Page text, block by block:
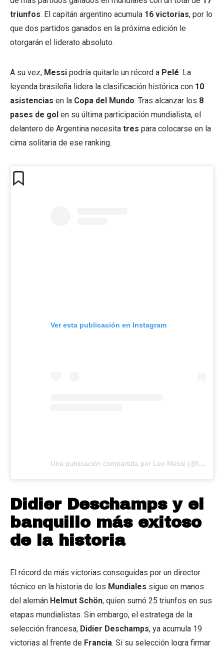
triunfos. El capitán argentino acumula 16 victorias, por lo
que dos partidos ganados en la próxima edición le
otorgarán el liderato absoluto.
A su vez, Messi podría quitarle un récord a Pelé. La
leyenda brasileña lidera la clasificación histórica con 10
asistencias en la Copa del Mundo. Tras alcanzar los 8
pases de gol en su última participación mundialista, el
delantero de Argentina necesita tres para colocarse en la
cima solitaria de ese ranking.
Ver esta publicación en Instagram
Una publicación compartida por Leo Messi (@leomessi)
Didier Deschamps y el
banquillo más exitoso
de la historia
El récord de más victorias conseguidas por un director
técnico en la historia de los Mundiales sigue en manos
del alemán Helmut Schön, quien sumó 25 triunfos en sus
etapas mundialistas. Sin embargo, el estratega de la
selección francesa, Didier Deschamps, ya acumula 19
victorias al frente de Francia. Si su selección logra firmar